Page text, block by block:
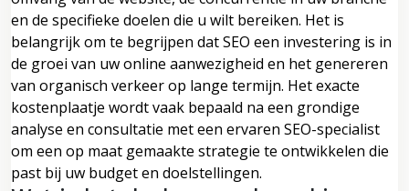
en de specifieke doelen die u wilt bereiken. Het is
belangrijk om te begrijpen dat SEO een investering is in
de groei van uw online aanwezigheid en het genereren
van organisch verkeer op lange termijn. Het exacte
kostenplaatje wordt vaak bepaald na een grondige
analyse en consultatie met een ervaren SEO-specialist
om een op maat gemaakte strategie te ontwikkelen die
past bij uw budget en doelstellingen.